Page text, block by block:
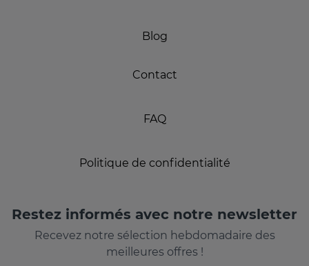
Blog
Contact
FAQ
Politique de confidentialité
Restez informés avec notre newsletter
Recevez notre sélection hebdomadaire des
meilleures offres !